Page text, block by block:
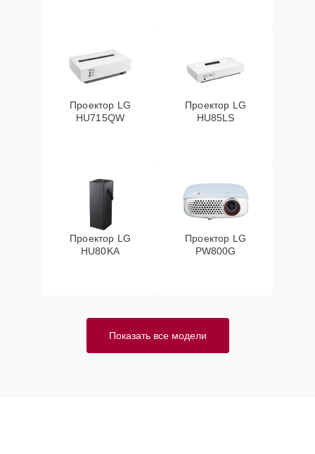
Проектор LG
HU715QW
Проектор LG
HU85LS
Проектор LG
HU80KA
Проектор LG
PW800G
Показать все модели